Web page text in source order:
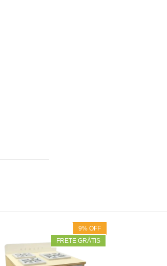
9% OFF
FRETE GRÁTIS